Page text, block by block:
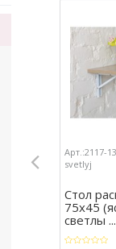
Арт.:2117-
svetlyj
Стол
75х45
светлы ...